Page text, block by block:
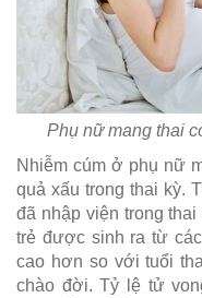
Phụ nữ mang thai
Nhiễm cúm ở phụ nữ
quả xấu trong thai kỳ.
đã nhập viện trong
trẻ được sinh ra từ
cao hơn so với tuổi
chào đời. Tỷ lệ tử